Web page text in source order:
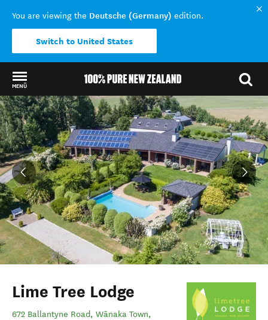
You are viewing the Deutsche (Germany) edition.
Switch to United States
MENÜ
Back to my results
Lime Tree Lodge
672 Ballantyne Road, Wānaka Town,